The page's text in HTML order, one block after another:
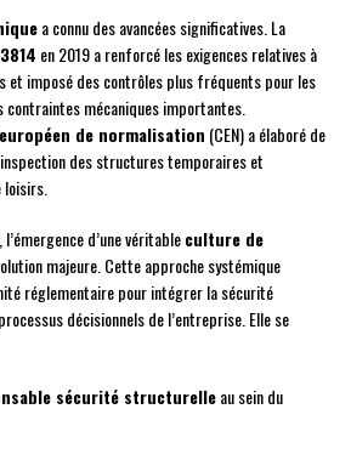
a connu des avancées significatives. La
en 2019 a renforcé les exigences relatives à
imposé des contrôles plus fréquents pour les
mécaniques importantes.
de normalisation (CEN) a élaboré de
des structures temporaires et
d’une véritableculture de
majeure. Cette approche systémique
réglementaire pour intégrer la sécurité
décisionnels de l’entreprise. Elle se
sécurité structurelleau sein du